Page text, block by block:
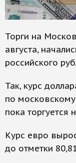
Торги на
августа,
российского
Так, курс
по
пока торгуется
Курс евро
до отметки